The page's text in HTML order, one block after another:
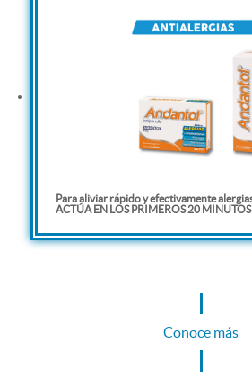
Para aliviar rápido y efectivamente
ACTÚA EN LOS PRIMEROS 20 MINUTOS
Conoce más